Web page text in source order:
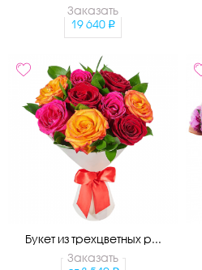
Заказать
19 640
Букет из трехцветных р...
Заказать